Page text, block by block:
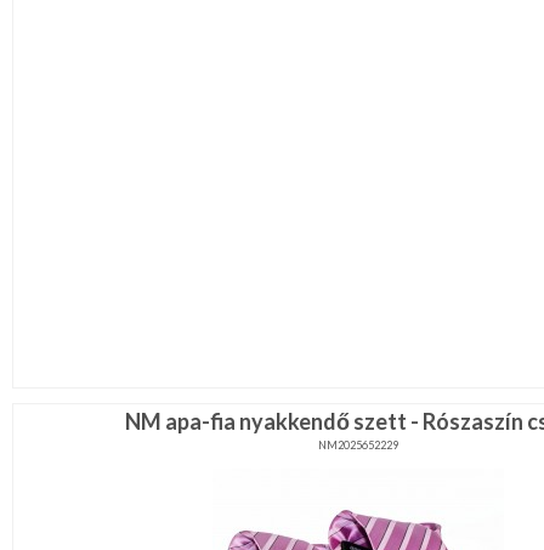
NM apa-fia nyakkendő szett - Rószaszín
NM2025652229